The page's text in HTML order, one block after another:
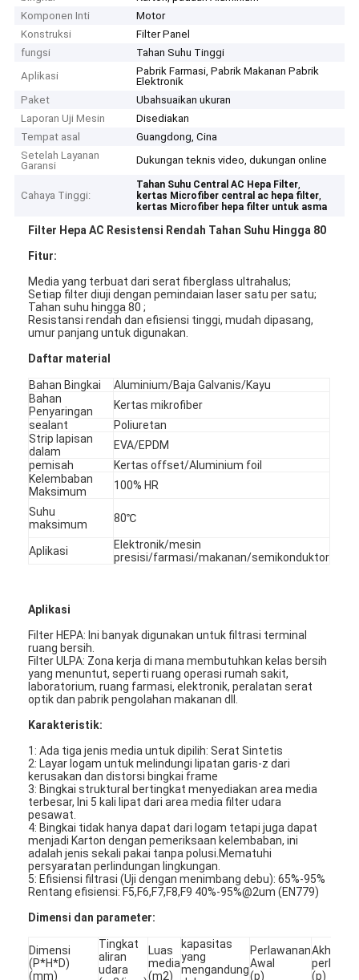
Rumah
Produk
Video
Komponen Inti
Motor
Konstruksi
Filter Panel
fungsi
Tahan Suhu Tinggi
Aplikasi
Pabrik Farmasi, Pabrik Makanan Pabrik
Elektronik
Paket
Ubahsuaikan ukuran
Laporan Uji Mesin
Disediakan
Tempat asal
Guangdong, Cina
Setelah Layanan
Garansi
Dukungan teknis video, dukungan online
Cahaya Tinggi:
Tahan Suhu Central AC Hepa Filter,
kertas Microfiber central ac hepa filter,
kertas Microfiber hepa filter untuk asma
Filter Hepa AC Resistensi Rendah Tahan Suhu Hingga 80
Fitur:
Media yang terbuat dari serat fiberglass ultrahalus;
Setiap filter diuji dengan pemindaian laser satu per satu;
Tahan suhu hingga 80 ;
Resistansi rendah dan efisiensi tinggi, mudah dipasang,
umur panjang untuk digunakan.
Daftar material
Bahan Bingkai
Aluminium/Baja Galvanis/Kayu
Bahan
Penyaringan
Kertas mikrofiber
sealant
Poliuretan
Strip lapisan
dalam
EVA/EPDM
pemisah
Kertas offset/Aluminium foil
Kelembaban
Maksimum
100% HR
Suhu
maksimum
80℃
Aplikasi
Elektronik/mesin
presisi/farmasi/makanan/semikonduktor
Aplikasi
Filter HEPA: Ini banyak digunakan untuk filtrasi terminal
ruang bersih.
Filter ULPA: Zona kerja di mana membutuhkan kelas bersih
yang menuntut, seperti ruang operasi rumah sakit,
laboratorium, ruang farmasi, elektronik, peralatan serat
optik dan pabrik pengolahan makanan dll.
Karakteristik:
1: Ada tiga jenis media untuk dipilih: Serat Sintetis
2: Layar logam untuk melindungi lipatan garis-z dari
kerusakan dan distorsi bingkai frame
3: Bingkai struktural bertingkat menyediakan area media
terbesar, Ini 5 kali lipat dari area media filter udara
pesawat.
4: Bingkai tidak hanya dapat dari logam tetapi juga dapat
menjadi Karton dengan pemeriksaan kelembaban, ini
adalah jenis sekali pakai tanpa polusi.Mematuhi
persyaratan perlindungan lingkungan.
5: Efisiensi filtrasi (Uji dengan menimbang debu): 65%-95%
Rentang efisiensi: F5,F6,F7,F8,F9 40%-95%@2um (EN779)
Dimensi dan parameter:
Dimensi
(P*H*D)
(mm)
Tingkat
aliran
udara
Luas
media
(m2)
kapasitas
yang
mengandung
Perlawanan
Awal
(p)
Akhirnya
(p)